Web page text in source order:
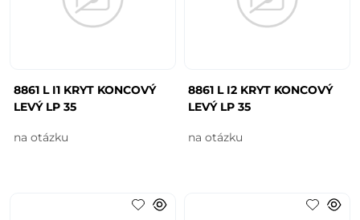
8861 L I1 KRYT KONCOVÝ
LEVÝ LP 35
na otázku
8861 L I2 KRYT KONCOVÝ
LEVÝ LP 35
na otázku